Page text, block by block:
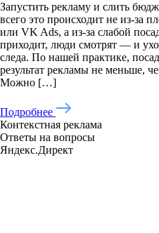
Запустить рекламу и слить
всего это происходит не из-за
или VK Ads, а из-за слабой
приходит, люди смотрят — и
следа. По нашей практике,
результат рекламы не меньше,
Можно […]
Подробнее
Контекстная реклама
Ответы на вопросы
Яндекс.Директ